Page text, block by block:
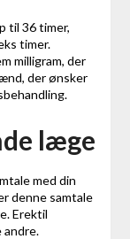
til 36 timer,
timer.
milligram, der
der ønsker
læge
med din
denne samtale
Erektil
andre.